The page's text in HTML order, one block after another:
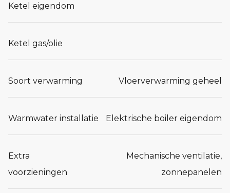
Ketel eigendom
Ketel gas/olie
Soort verwarming Vloerverwarming geheel
Warmwater installatie Elektrische boiler eigendom
Extra
voorzieningen
Mechanische ventilatie,
zonnepanelen